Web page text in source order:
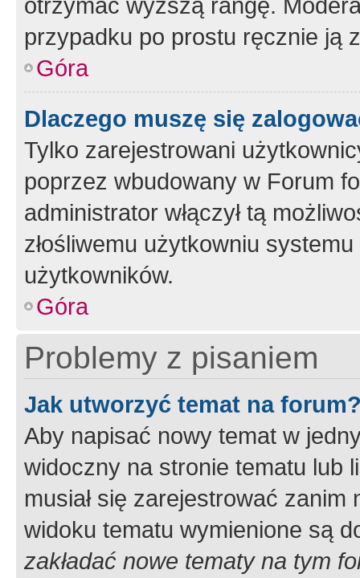
przypadku po prostu ręcznie ją
Góra
Dlaczego muszę się
Tylko zarejestrowani
poprzez wbudowany w Forum
administrator włączył tą
złośliwemu użytkowniu
użytkowników.
Góra
Problemy z pisaniem
Jak utworzyć temat na
Aby napisać nowy temat w
widoczny na stronie tematu lub
musiał się zarejestrować
widoku tematu wymienione są
zakładać nowe tematy na tym